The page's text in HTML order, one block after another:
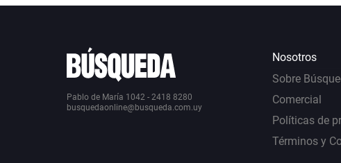
Pablo de María 1042 - 2418 8280
busquedaonline@busqueda.com.uy
Nosotros
Sobre
Comercial
Políticas de
Términos y